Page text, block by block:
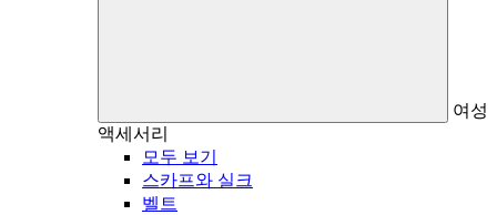
여성
액세서리
모두 보기
스카프와 실크
벨트